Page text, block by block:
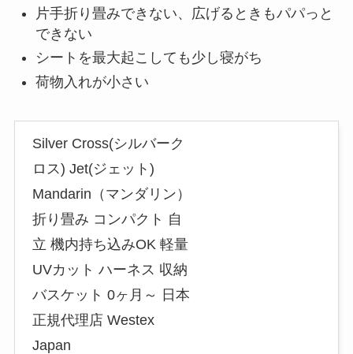
片手折り畳みできない、広げるときもパパっと
できない
シートを最大起こしても少し寝がち
荷物入れが小さい
Silver Cross(シルバーク
ロス) Jet(ジェット)
Mandarin（マンダリン）
折り畳み コンパクト 自
立 機内持ち込みOK 軽量
UVカット ハーネス 収納
バスケット 0ヶ月～ 日本
正規代理店 Westex
Japan